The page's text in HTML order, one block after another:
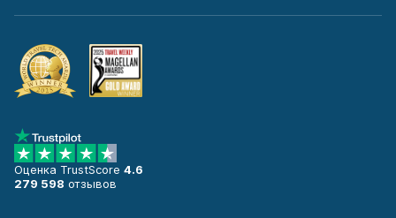
Оценка TrustScore 4.6
279 598 отзывов